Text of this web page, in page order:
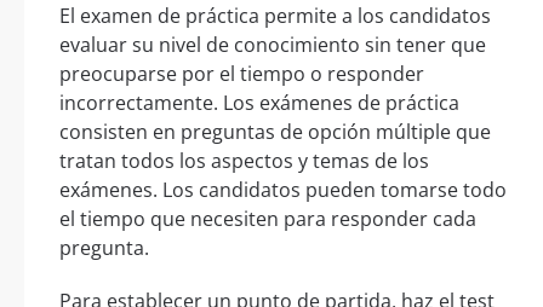
El examen de práctica permite a los candidatos
evaluar su nivel de conocimiento sin tener que
preocuparse por el tiempo o responder
incorrectamente. Los exámenes de práctica
consisten en preguntas de opción múltiple que
tratan todos los aspectos y temas de los
exámenes. Los candidatos pueden tomarse todo
el tiempo que necesiten para responder cada
pregunta.
Para establecer un punto de partida, haz el test